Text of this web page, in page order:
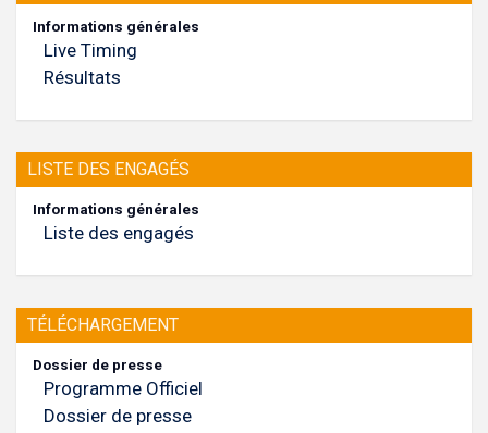
Informations générales
Live Timing
Résultats
LISTE DES ENGAGÉS
Informations générales
Liste des engagés
TÉLÉCHARGEMENT
Dossier de presse
Programme Officiel
Dossier de presse